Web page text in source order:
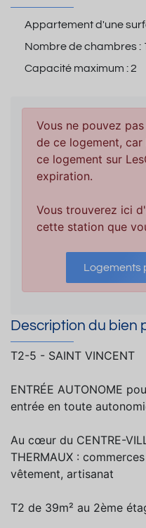
Appartement d'une
Nombre de chambres :
Capacité maximum :2
Vous ne pouvez
de ce logement,
ce logement sur
expiration.
Vous trouverez ici
cette station que
Logements
Description du bien
T2-5 - SAINT VINCENT
ENTRÉE AUTONOME
entrée en toute
Au cœur du CENTRE-
THERMAUX :
vêtement, artisanat
T2 de 39m² au 2ème